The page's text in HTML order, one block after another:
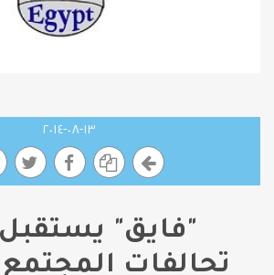
١٣-٠٨-٢٠١٤
"فايق"
تحالفات المجتمع